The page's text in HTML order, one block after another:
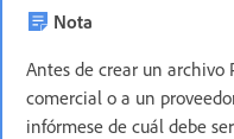
Nota
Antes de crear un archivo
comercial o a un
infórmese de cuál debe